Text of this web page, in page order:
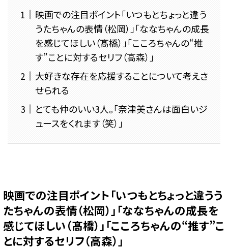
映画での注目ポイント「いつもとちょっと違う
うたちゃんの表情（松岡）」「ななちゃんの成長
を感じてほしい（髙橋）」「こころちゃんの“推
す”ことに対するセリフ（高森）」
大好きな存在を応援することについて考えさ
せられる
とても仲のいい3人。「奈津美さんは面白いジ
ュースをくれます（笑）」
映画での注目ポイント「いつもとちょっと違うう
たちゃんの表情（松岡）」「ななちゃんの成長を
感じてほしい（髙橋）」「こころちゃんの“推す”こ
とに対するセリフ（高森）」